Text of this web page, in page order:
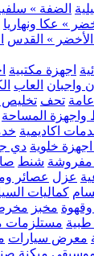
الضفة »
» عكا ونهاريا
الأخضر » القدس
اجهزة مكتبية
واجبان العاب
تحف
واجهزة المساحة
اكاديمية
خلوية دي
شنط
عزل عصائر
كماليات
مخبز
مستلزمات
معرض سيارات
ميكنة